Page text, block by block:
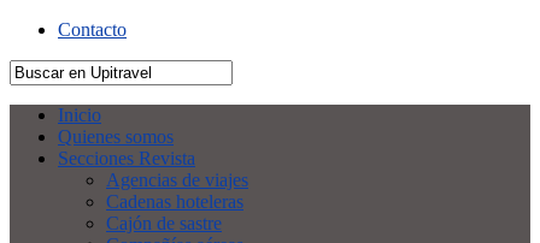
Contacto
Inicio
Quienes somos
Secciones Revista
Agencias de viajes
Cadenas hoteleras
Cajón de sastre